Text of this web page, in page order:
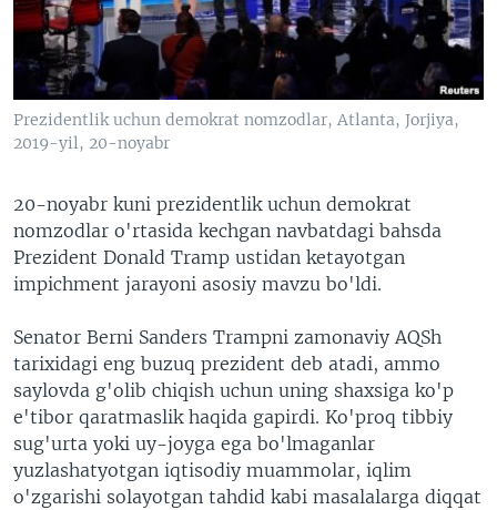
VIDEO
XABARLAR SURATLARDA
ODNOKLASSNIKI
TELEGRAM
TWITTER
SOUNDCLOUD
VOA
Prezidentlik uchun demokrat nomzodlar, Atlanta, Jorjiya,
2019-yil, 20-noyabr
20-noyabr kuni prezidentlik uchun demokrat
nomzodlar o'rtasida kechgan navbatdagi bahsda
Prezident Donald Tramp ustidan ketayotgan
impichment jarayoni asosiy mavzu bo'ldi.
Senator Berni Sanders Trampni zamonaviy AQSh
tarixidagi eng buzuq prezident deb atadi, ammo
saylovda g'olib chiqish uchun uning shaxsiga ko'p
e'tibor qaratmaslik haqida gapirdi. Ko'proq tibbiy
sug'urta yoki uy-joyga ega bo'lmaganlar
yuzlashatyotgan iqtisodiy muammolar, iqlim
o'zgarishi solayotgan tahdid kabi masalalarga diqqat